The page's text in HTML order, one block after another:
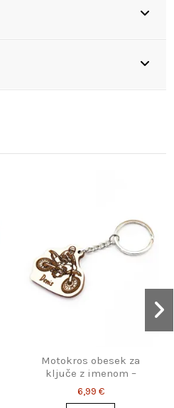
Motokros obesek za
ključe z imenom –
Darilo za motokrosiste
6,99 €